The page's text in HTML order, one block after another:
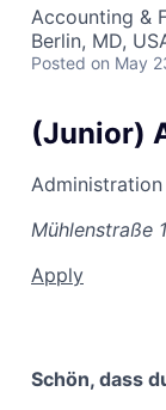
Accounting &
Berlin, MD,
Posted on May
(Junior)
Mühlenstraße
Apply
Schön, dass